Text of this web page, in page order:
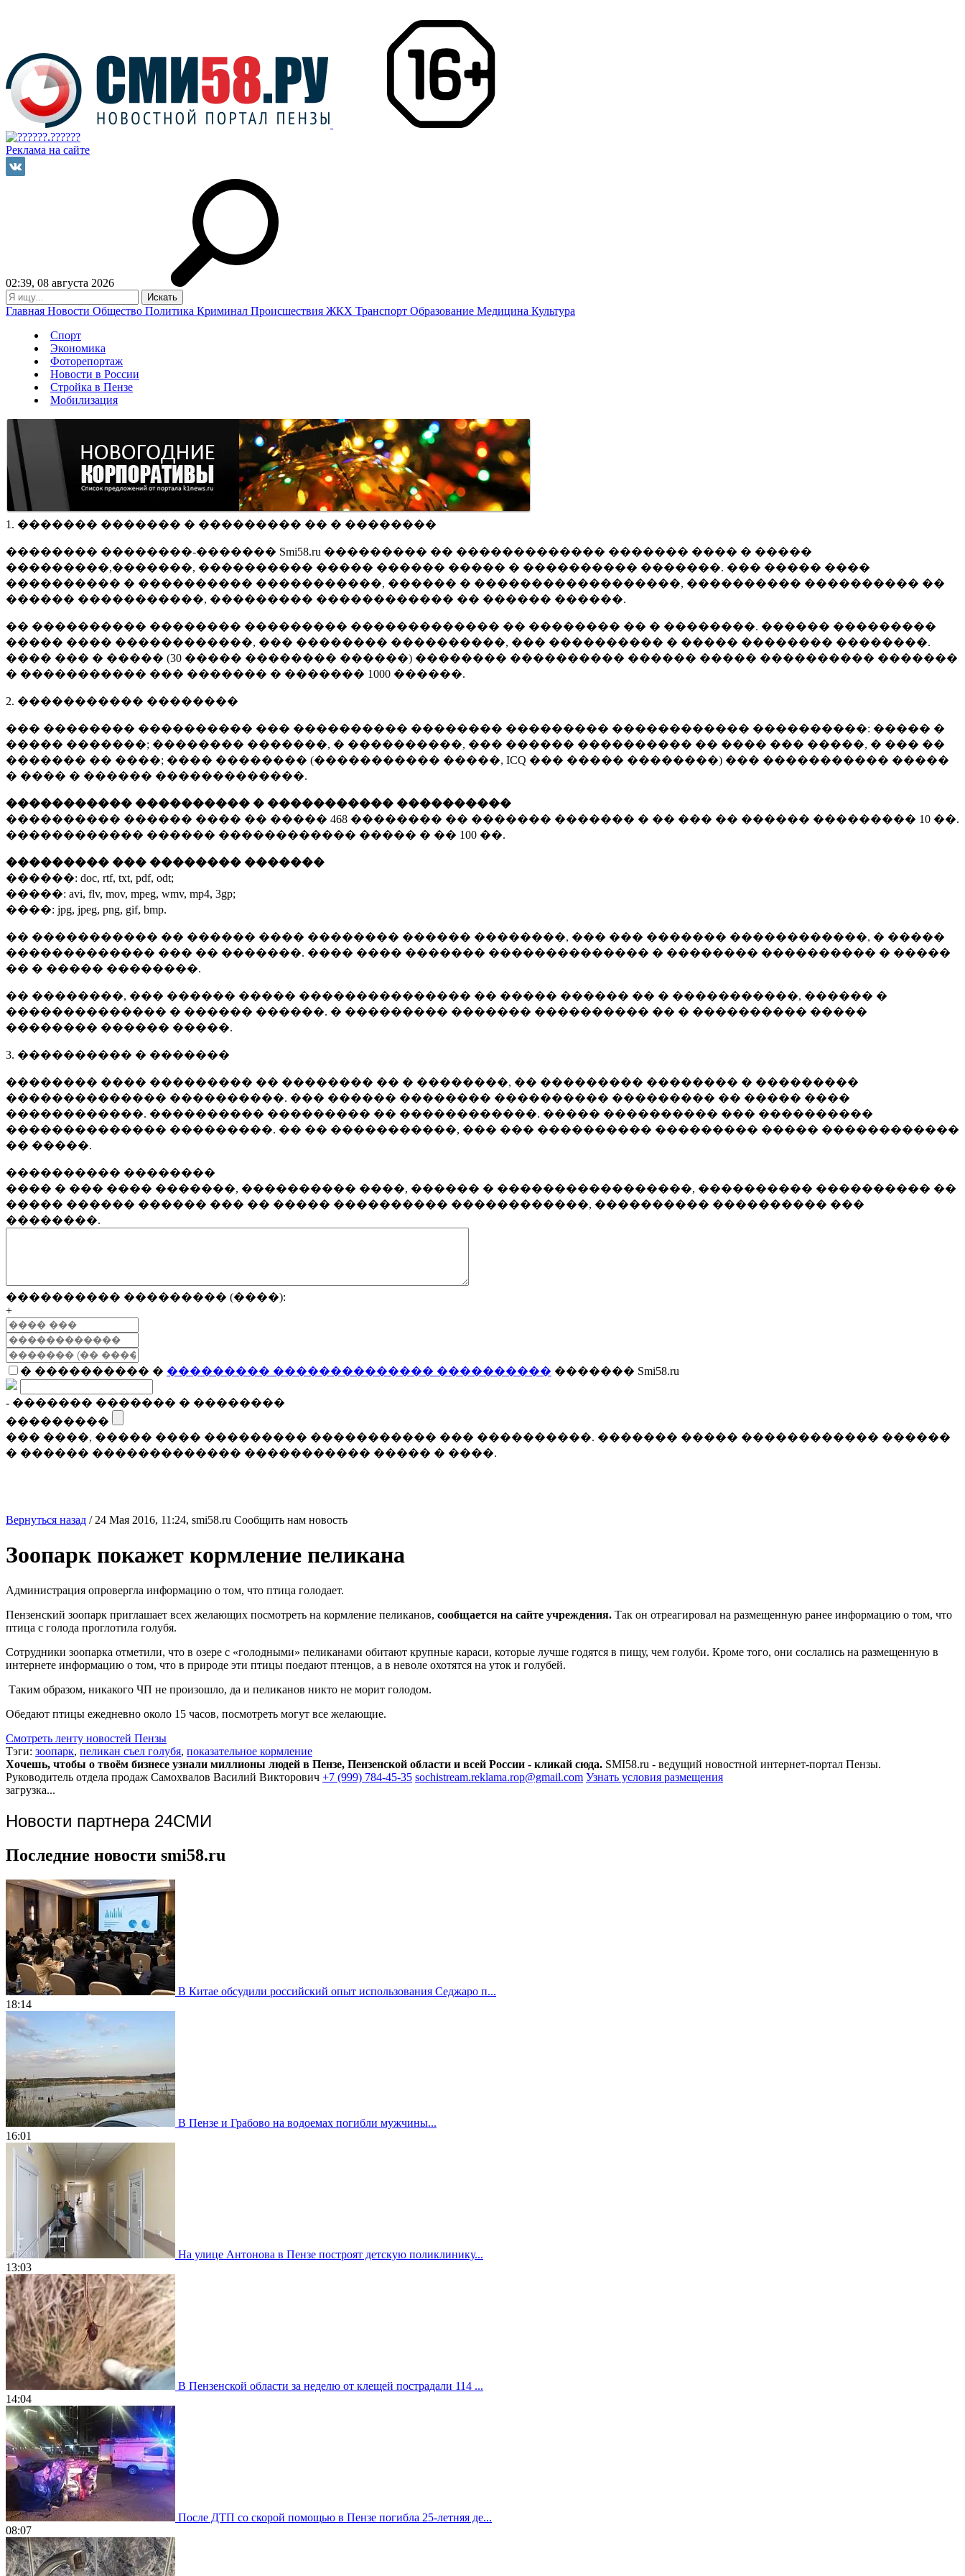
Реклама на сайте
02:39, 08 августа 2026
Главная Новости Общество Политика Криминал Происшествия ЖКХ Транспорт Образование Медицина Культура
Спорт
Экономика
Фоторепортаж
Новости в России
Стройка в Пензе
Мобилизация
1. ������� ������� � ��������� �� � ��������
�������� ��������-������� Smi58.ru ��������� �� ������������� ������� ���� � �����
���������,�������, ���������� ����� ������ ����� � ���������� �������. ��� ����� ����
���������� � ���������� �����������, ������ � ������������������, ���������� ���������� ��
������ �����������, ��������� ������������ �� ������ ������.
�� ���������� �������� ��������� ������������� �� �������� �� � ��������. ������ ���������
����� ���� ������������, ��� �������� ����������, ��� ���������� � ����� �������� ��������.
���� ��� � ����� (30 ����� �������� ������) �������� ���������� ������ ����� ���������� �������
� ����������� ��� ������� � ������� 1000 ������.
2. ����������� ��������
��� �������� ���������� ��� ���������� �������� ��������� ������������ ����������: ����� �
����� �������; �������� �������, � ����������, ��� ������ ���������� �� ���� ��� �����, � ��� ��
������� �� ����; ���� �������� (����������� �����, ICQ ��� ����� ��������) ��� ����������� �����
� ���� � ������ �������������.
����������� ���������� � ����������� ����������
���������� ������ ���� �� ����� 468 �������� �� ������� ������� � �� ��� �� ������ ��������� 10 ��.
������������ ������ ������������ ����� � �� 100 ��.
��������� ��� �������� �������
������: doc, rtf, txt, pdf, odt;
�����: avi, flv, mov, mpeg, wmv, mp4, 3gp;
����: jpg, jpeg, png, gif, bmp.
�� ����������� �� ������ ���� �������� ������ ��������, ��� ��� ������� ������������, � �����
������������� ��� �� �������. ���� ���� ������� �������������� � �������� ���������� � �����
�� � ����� ��������.
�� ��������, ��� ������ ����� ��������������� �� ����� ������ �� � �����������, ������ �
�������������� � ������ ������. � ��������� ������� ���������� �� � ���������� �����
�������� ������ �����.
3. ���������� � �������
�������� ���� ��������� �� �������� �� � ��������, �� ��������� �������� � ���������
�������������� ����������. ��� ������ �������� ���������� ��������� �� ����� ����
������������. ���������� ��������� �� ������������. ����� ���������� ��� ����������
�������������� ���������. �� �� �����������, ��� ��� ���������� ��������� ����� ������������
�� �����.
���������� ��������
���� � ��� ���� �������, ���������� ����, ������ � �����������������, ���������� ���������� ��
����� ������ ������ ��� �� ����� ���������� ������������, ���������� ���������� ���
��������.
���������� ��������� (����):
+
� ���������� � ��������� �������������� ���������� ������� Smi58.ru
- ������� ������� � ��������
���������
��� ����, ����� ���� ��������� ����������� ��� ����������. ������� ����� ������������ ������
� ������ ������������� ����������� ����� � ����.
Вернуться назад / 24 Мая 2016, 11:24, smi58.ru Сообщить нам новость
Зоопарк покажет кормление пеликана
Администрация опровергла информацию о том, что птица голодает.
Пензенский зоопарк приглашает всех желающих посмотреть на кормление пеликанов, сообщается на сайте учреждения. Так он отреагировал на размещенную ранее информацию о том, что
птица с голода проглотила голубя.
Сотрудники зоопарка отметили, что в озере с «голодными» пеликанами обитают крупные караси, которые лучше годятся в пищу, чем голуби. Кроме того, они сослались на размещенную в
интернете информацию о том, что в природе эти птицы поедают птенцов, а в неволе охотятся на уток и голубей.
Таким образом, никакого ЧП не произошло, да и пеликанов никто не морит голодом.
Обедают птицы ежедневно около 15 часов, посмотреть могут все желающие.
Смотреть ленту новостей Пензы
Тэги: зоопарк, пеликан съел голубя, показательное кормление
Хочешь, чтобы о твоём бизнесе узнали миллионы людей в Пензе, Пензенской области и всей России - кликай сюда. SMI58.ru - ведущий новостной интернет-портал Пензы.
Руководитель отдела продаж Самохвалов Василий Викторович +7 (999) 784-45-35 sochistream.reklama.rop@gmail.com Узнать условия размещения
загрузка...
Новости партнера 24СМИ
Последние новости smi58.ru
В Китае обсудили российский опыт использования Седжаро п...
18:14
В Пензе и Грабово на водоемах погибли мужчины...
16:01
На улице Антонова в Пензе построят детскую поликлинику...
13:03
В Пензенской области за неделю от клещей пострадали 114 ...
14:04
После ДТП со скорой помощью в Пензе погибла 25-летняя де...
08:07